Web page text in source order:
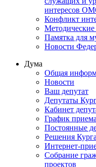
интересов
Конфликт
Памятка для
Новости
Дума
Общая
Новости
Ваш депутат
Депутаты
Кабинет
График
Постоянные
Решения
Интернет-
Собрание
проектов